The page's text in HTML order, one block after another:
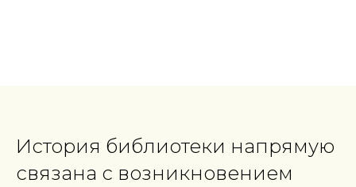
История библиотеки напрямую
связана с возникновением